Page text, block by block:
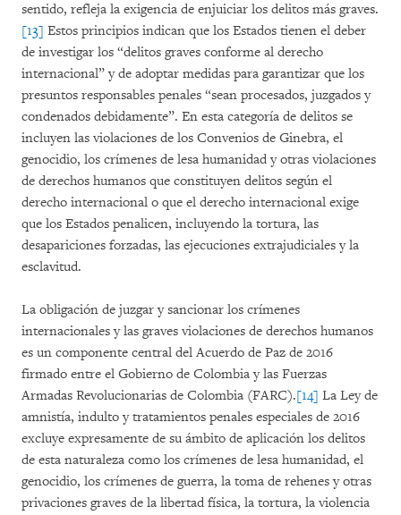
sentido, refleja la exigencia de enjuiciar los delitos más graves.
[13] Estos principios indican que los Estados tienen el deber
de investigar los “delitos graves conforme al derecho
internacional” y de adoptar medidas para garantizar que los
presuntos responsables penales “sean procesados, juzgados y
condenados debidamente”. En esta categoría de delitos se
incluyen las violaciones de los Convenios de Ginebra, el
genocidio, los crímenes de lesa humanidad y otras violaciones
de derechos humanos que constituyen delitos según el
derecho internacional o que el derecho internacional exige
que los Estados penalicen, incluyendo la tortura, las
desapariciones forzadas, las ejecuciones extrajudiciales y la
esclavitud.
La obligación de juzgar y sancionar los crímenes
internacionales y las graves violaciones de derechos humanos
es un componente central del Acuerdo de Paz de 2016
firmado entre el Gobierno de Colombia y las Fuerzas
Armadas Revolucionarias de Colombia (FARC).[14] La Ley de
amnistía, indulto y tratamientos penales especiales de 2016
excluye expresamente de su ámbito de aplicación los delitos
de esta naturaleza como los crímenes de lesa humanidad, el
genocidio, los crímenes de guerra, la toma de rehenes y otras
privaciones graves de la libertad física, la tortura, la violencia